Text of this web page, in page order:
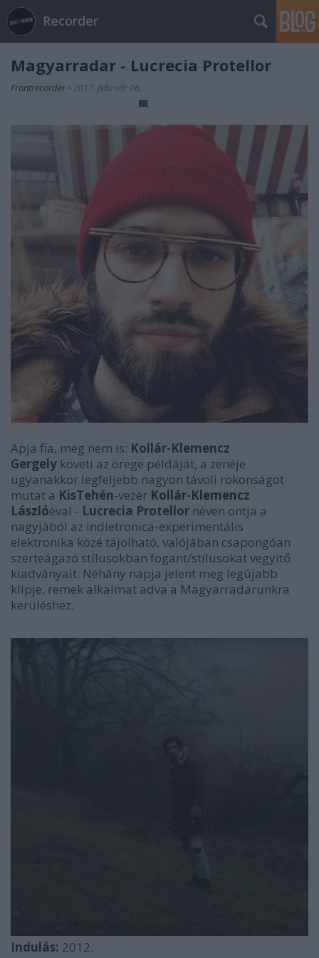
Recorder
Magyarradar - Lucrecia Protellor
Frontrecorder • 2017. február 06.
Apja fia, meg nem is: Kollár-Klemencz
Gergely követi az örege példáját, a zenéje
ugyanakkor legfeljebb nagyon távoli rokonságot
mutat a KisTehén-vezér Kollár-Klemencz
Lászlóéval - Lucrecia Protellor néven ontja a
nagyjából az indietronica-experimentális
elektronika közé tájolható, valójában csapongóan
szerteágazó stílusokban fogant/stílusokat vegyítő
kiadványait. Néhány napja jelent meg legújabb
klipje, remek alkalmat adva a Magyarradarunkra
kerüléshez.
Indulás: 2012.